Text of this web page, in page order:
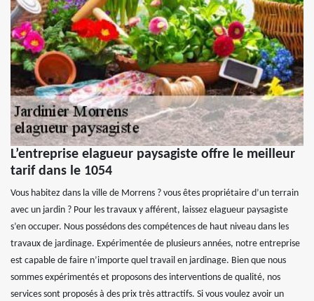
L’entreprise elagueur paysagiste offre le meilleur
tarif dans le 1054
Vous habitez dans la ville de Morrens ? vous êtes propriétaire d’un terrain
avec un jardin ? Pour les travaux y afférent, laissez elagueur paysagiste
s’en occuper. Nous possédons des compétences de haut niveau dans les
travaux de jardinage. Expérimentée de plusieurs années, notre entreprise
est capable de faire n’importe quel travail en jardinage. Bien que nous
sommes expérimentés et proposons des interventions de qualité, nos
services sont proposés à des prix très attractifs. Si vous voulez avoir un